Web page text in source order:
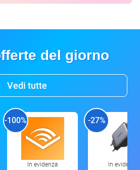
del giorno
Vedi tutte
-100%
In evidenza
-27%
In evidenza